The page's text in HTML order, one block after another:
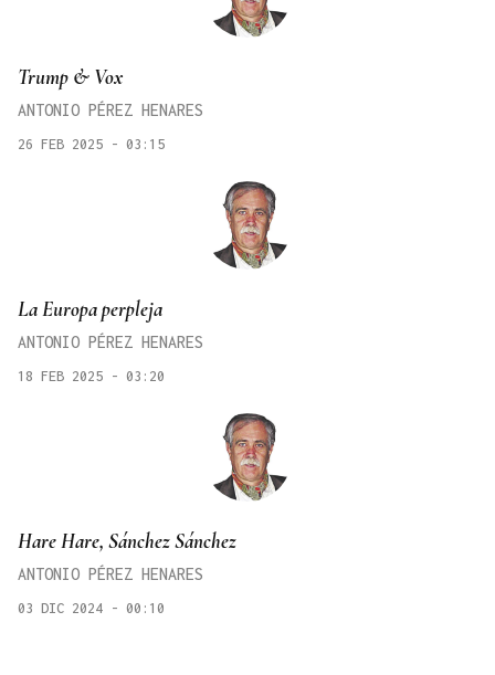
Trump & Vox
ANTONIO PÉREZ HENARES
26 FEB 2025 - 03:15
La Europa perpleja
ANTONIO PÉREZ HENARES
18 FEB 2025 - 03:20
Hare Hare, Sánchez Sánchez
ANTONIO PÉREZ HENARES
03 DIC 2024 - 00:10